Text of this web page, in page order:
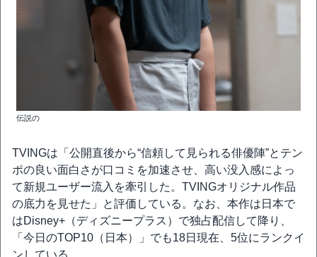
伝説の
TVINGは「公開直後から“信頼して見られる俳優陣”とテン
ポの良い面白さが口コミを加速させ、高い没入感によっ
て新規ユーザー流入を牽引した。TVINGオリジナル作品
の底力を見せた」と評価している。なお、本作は日本で
はDisney+（ディズニープラス）で独占配信して降り、
「今日のTOP10（日本）」でも18日現在、5位にランクイ
ンしている。